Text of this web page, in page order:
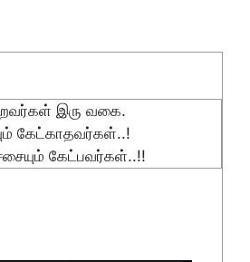
இரு வகை.
கேட்காதவர்கள்..!
கேட்பவர்கள்..!!